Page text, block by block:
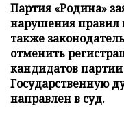
Партия «Родина»
нарушения правил
также
отменить
кандидатов
Государственную
направлен в суд.